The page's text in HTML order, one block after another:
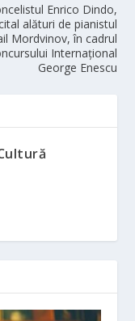
Enrico Dindo,
alături de pianistul
Mordvinov, în cadrul
Internațional
George Enescu